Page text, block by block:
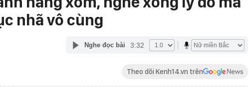
nhã vô cùng
Nghe đọc bài 3:32
Theo dõi Kenh14.vn trên